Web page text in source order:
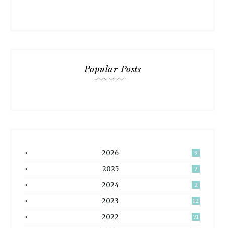
Popular Posts
2026 9
2025 7
2024 2
2023 12
2022 71